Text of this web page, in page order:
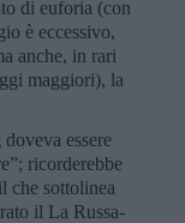
di euforia (con
è eccessivo,
anche, in rari
maggiori), la
essere
ricorderebbe
che sottolinea
il La Russa-